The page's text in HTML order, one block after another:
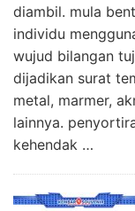
diambil. mula
individu
wujud bilangan
dijadikan surat
metal, marmer,
lainnya.
kehendak …